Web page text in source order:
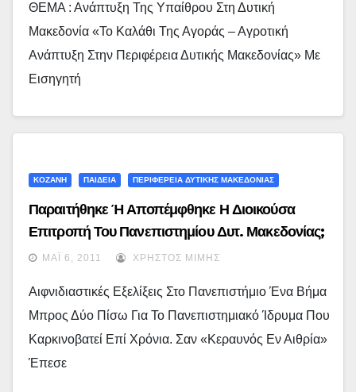
ΘΕΜΑ : Ανάπτυξη Της Υπαίθρου Στη Δυτική
Μακεδονία «Το Καλάθι Της Αγοράς – Αγροτική
Ανάπτυξη Στην Περιφέρεια Δυτικής Μακεδονίας» Με
Εισηγητή
ΚΟΖΑΝΗ ΠΑΙΔΕΙΑ ΠΕΡΙΦΕΡΕΙΑ ΔΥΤΙΚΗΣ ΜΑΚΕΔΟΝΙΑΣ
Παραιτήθηκε Ή Αποπέμφθηκε Η Διοικούσα
Επιτροπή Του Πανεπιστημίου Δυτ. Μακεδονίας;
ΜΆΙ 6, 2011 ΧΡΉΣΤΟΣ ΜΊΜΗΣ
Αιφνιδιαστικές Εξελίξεις Στο Πανεπιστήμιο Ένα Βήμα
Μπρος Δύο Πίσω Για Το Πανεπιστημιακό Ίδρυμα Που
Καρκινοβατεί Επί Χρόνια. Σαν «κεραυνός Εν Αιθρία»
Έπεσε